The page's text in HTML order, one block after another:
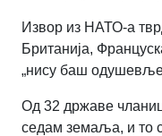
Извор из НАТО-а
Британија,
„нису баш
Од 32 државе
седам земаља, и то